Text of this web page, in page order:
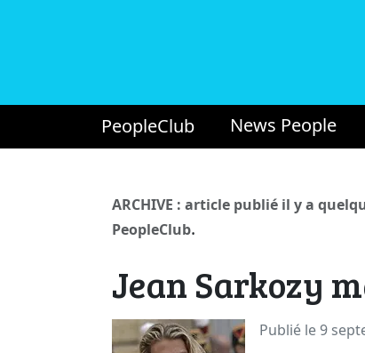
PeopleClub News People
ARCHIVE : article publié il y a
PeopleClub.
Jean Sarkozy
Publié le 9